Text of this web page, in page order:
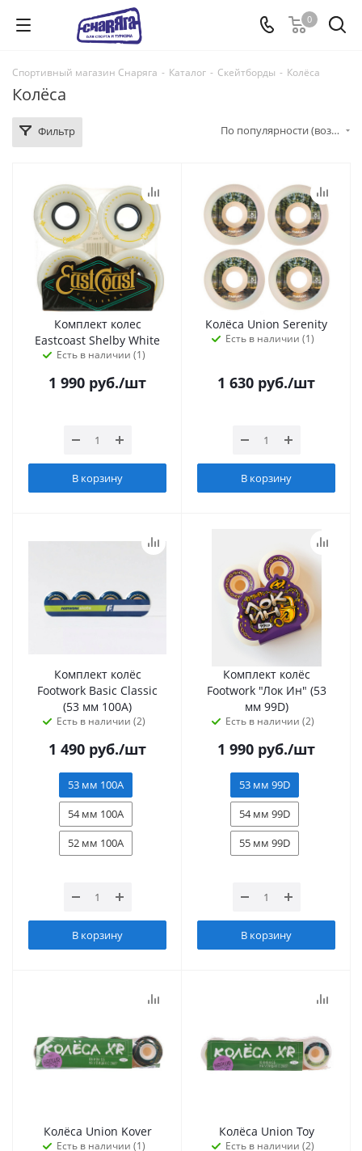
0
Спортивный магазин Снаряга - Каталог - Скейтборды - Колёса
Колёса
Фильтр По популярности (возрастание)
Комплект колес
Eastcoast Shelby White
Есть в наличии (1)
1 990 руб./шт
В корзину
Колёса Union Serenity
Есть в наличии (1)
1 630 руб./шт
В корзину
Комплект колёс
Footwork Basic Classic
(53 мм 100А)
Есть в наличии (2)
1 490 руб./шт
53 мм 100А
54 мм 100А
52 мм 100А
В корзину
Комплект колёс
Footwork "Лок Ин" (53
мм 99D)
Есть в наличии (2)
1 990 руб./шт
53 мм 99D
54 мм 99D
55 мм 99D
В корзину
Колёса Union Kover
Есть в наличии (1)
Колёса Union Toy
Есть в наличии (2)